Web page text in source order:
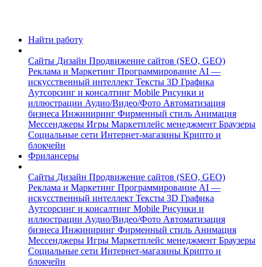
Найти работу
Сайты Дизайн Продвижение сайтов (SEO, GEO)
Реклама и Маркетинг Программирование AI —
искусственный интеллект Тексты 3D Графика
Аутсорсинг и консалтинг Mobile Рисунки и
иллюстрации Аудио/Видео/Фото Автоматизация
бизнеса Инжиниринг Фирменный стиль Анимация
Мессенджеры Игры Маркетплейс менеджмент Браузеры
Социальные сети Интернет-магазины Крипто и
блокчейн
Фрилансеры
Сайты Дизайн Продвижение сайтов (SEO, GEO)
Реклама и Маркетинг Программирование AI —
искусственный интеллект Тексты 3D Графика
Аутсорсинг и консалтинг Mobile Рисунки и
иллюстрации Аудио/Видео/Фото Автоматизация
бизнеса Инжиниринг Фирменный стиль Анимация
Мессенджеры Игры Маркетплейс менеджмент Браузеры
Социальные сети Интернет-магазины Крипто и
блокчейн